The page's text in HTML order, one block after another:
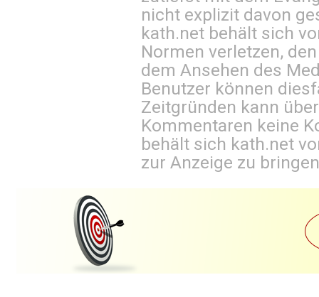
nicht explizit davon
kath.net behält sich
Normen verletzen,
dem Ansehen des
Benutzer können
Zeitgründen kann
Kommentaren keine
behält sich kath.net
zur Anzeige zu